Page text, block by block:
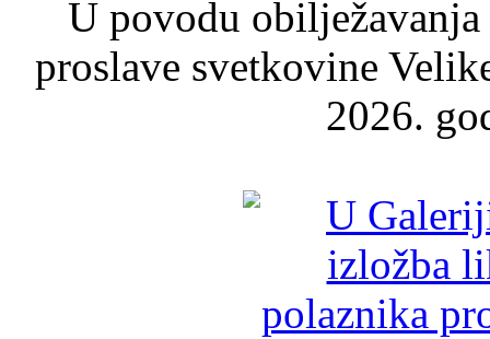
U povodu
proslave svetkovine
2026.